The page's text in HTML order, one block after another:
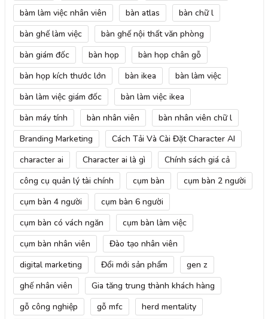
bàm làm việc nhân viên
bàn atlas
bàn chữ l
bàn ghế làm việc
bàn ghế nội thất văn phòng
bàn giám đốc
bàn họp
bàn họp chân gỗ
bàn họp kích thước lớn
bàn ikea
bàn làm việc
bàn làm việc giám đốc
bàn làm việc ikea
bàn máy tính
bàn nhân viên
bàn nhân viên chữ l
Branding Marketing
Cách Tải Và Cài Đặt Character AI
character ai
Character ai là gì
Chính sách giá cả
công cụ quản lý tài chính
cụm bàn
cụm bàn 2 người
cụm bàn 4 người
cụm bàn 6 người
cụm bàn có vách ngăn
cụm bàn làm việc
cụm bàn nhân viên
Đào tạo nhân viên
digital marketing
Đổi mới sản phẩm
gen z
ghế nhân viên
Gia tăng trung thành khách hàng
gỗ công nghiệp
gỗ mfc
herd mentality